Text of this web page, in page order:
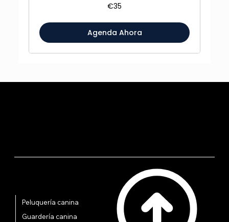
€35
Agenda Ahora
Peluquería canina
Guardería canina